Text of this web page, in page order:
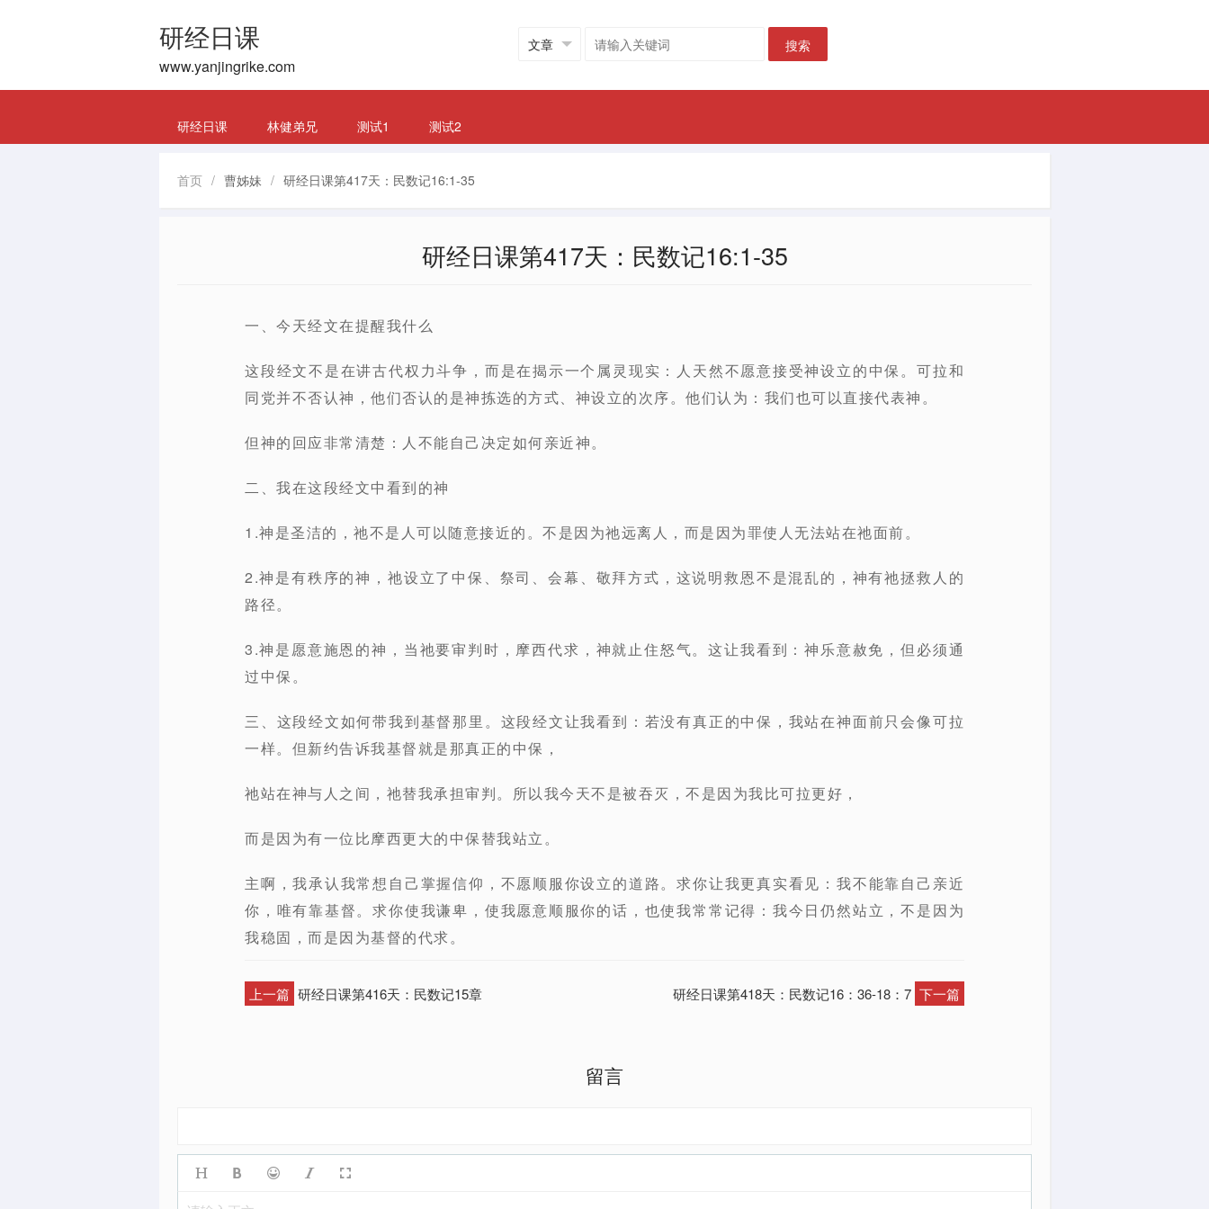
研经日课
www.yanjingrike.com
搜索
研经日课 林健弟兄 测试1 测试2
首页 / 曹姊妹 / 研经日课第417天：民数记16:1-35
研经日课第417天：民数记16:1-35
一、今天经文在提醒我什么
这段经文不是在讲古代权力斗争，而是在揭示一个属灵现实：人天然不愿意接受神设立的中保。可拉和
同党并不否认神，他们否认的是神拣选的方式、神设立的次序。他们认为：我们也可以直接代表神。
但神的回应非常清楚：人不能自己决定如何亲近神。
二、我在这段经文中看到的神
1.神是圣洁的 ，祂不是人可以随意接近的。不是因为祂远离人，而是因为罪使人无法站在祂面前。
2.神是有秩序的神 ，祂设立了中保、祭司、会幕、敬拜方式，这说明救恩不是混乱的，神有祂拯救人的
路径。
3.神是愿意施恩的神， 当祂要审判时， 摩西代求，神就止住怒气。这让我看到：神乐意赦免，但必须通
过中保。
三、这段经文如何带我到基督那里。这段经文让我看到：若没有真正的中保，我站在神面前只会像可拉
一样。但新约告诉我基督就是那真正的中保，
祂站在神与人之间，祂替我承担审判。所以我今天不是被吞灭，不是因为我比可拉更好，
而是因为有一位比摩西更大的中保替我站立。
主啊，我承认我常想自己掌握信仰，不愿顺服你设立的道路。求你让我更真实看见：我不能靠自己亲近
你，唯有靠基督。求你使我谦卑，使我愿意顺服你的话，也使我常常记得：我今日仍然站立，不是因为
我稳固，而是因为基督的代求。
上一篇 研经日课第416天：民数记15章 研经日课第418天：民数记16：36-18：7 下一篇
留言